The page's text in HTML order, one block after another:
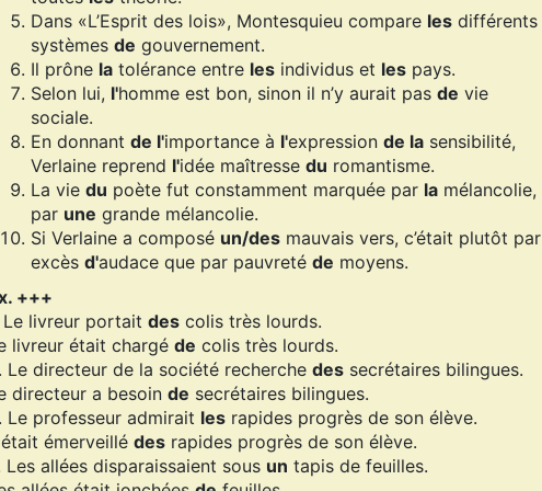
Dans «L’Esprit des lois», Montesquieu compare les différents
systèmes de gouvernement.
Il prône la tolérance entre les individus et les pays.
Selon lui, l'homme est bon, sinon il n’y aurait pas de vie
sociale.
En donnant de l'importance à l'expression de la sensibilité,
Verlaine reprend l'idée maîtresse du romantisme.
La vie du poète fut constamment marquée par la mélancolie,
par une grande mélancolie.
Si Verlaine a composé un/des mauvais vers, c’était plutôt par
excès d'audace que par pauvreté de moyens.
+++
Le livreur portait des colis très lourds.
livreur était chargé de colis très lourds.
Le directeur de la société recherche des secrétaires bilingues.
directeur a besoin de secrétaires bilingues.
Le professeur admirait les rapides progrès de son élève.
émerveillé des rapides progrès de son élève.
Les allées disparaissaient sous un tapis de feuilles.